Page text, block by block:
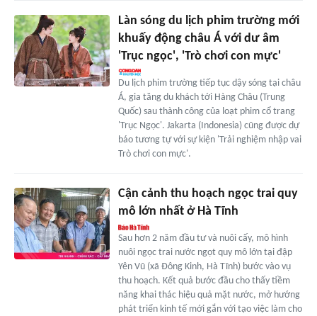
Làn sóng du lịch phim trường mới
khuấy động châu Á với dư âm
'Trục ngọc', 'Trò chơi con mực'
Du lịch phim trường tiếp tục dậy sóng tại châu
Á, gia tăng du khách tới Hàng Châu (Trung
Quốc) sau thành công của loạt phim cổ trang
'Trục Ngọc'. Jakarta (Indonesia) cũng được dự
báo tương tự với sự kiện 'Trải nghiệm nhập vai
Trò chơi con mực'.
Cận cảnh thu hoạch ngọc trai quy
mô lớn nhất ở Hà Tĩnh
Sau hơn 2 năm đầu tư và nuôi cấy, mô hình
nuôi ngọc trai nước ngọt quy mô lớn tại đập
Yên Vũ (xã Đông Kinh, Hà Tĩnh) bước vào vụ
thu hoạch. Kết quả bước đầu cho thấy tiềm
năng khai thác hiệu quả mặt nước, mở hướng
phát triển kinh tế mới gắn với tạo việc làm cho